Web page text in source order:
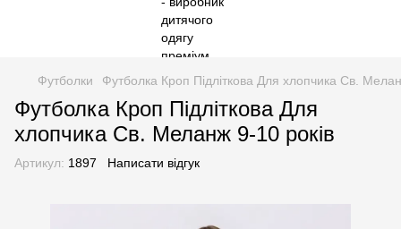
Футболки Футболка Кроп Підліткова Для хлопчика Св.
Футболка Кроп Підліткова Для
хлопчика Св. Меланж 9-10 років
Артикул: 1897 Написати відгук